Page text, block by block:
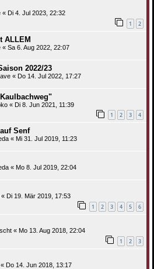
« Di 4. Jul 2023, 22:32
1 2
ALLEM
« Sa 6. Aug 2022, 22:07
2022/23
« Do 14. Jul 2022, 17:27
« Di 8. Jun 2021, 11:39
1 2 3 4
Senf
« Mi 31. Jul 2019, 11:23
« Mo 8. Jul 2019, 22:04
« Di 19. Mär 2019, 17:53
1 2 3 4 5 6
« Mo 13. Aug 2018, 22:04
1 2 3
« Do 14. Jun 2018, 13:17